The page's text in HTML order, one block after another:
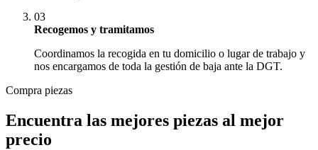
03
Recogemos y tramitamos
Coordinamos la recogida en tu domicilio o lugar de trabajo y
nos encargamos de toda la gestión de baja ante la DGT.
Compra piezas
Encuentra las mejores piezas al mejor
precio